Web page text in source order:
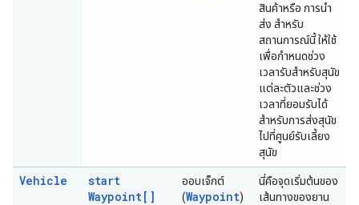
สินค้าหรือ การนำ
ส่ง สำหรับ
สถานการณ์นี้ ให้ใช้
เพื่อกำหนดช่วง
เวลารับสำหรับสุนัข
แต่ละตัวและช่วง
เวลาที่ยอมรับได้
สำหรับการส่งสุนัข
ไปที่ศูนย์รับเลี้ยง
สุนัข
Vehicle
start
Waypoint[]
ออบเจ็กต์
(Waypoint)
นี่คือจุดเริ่มต้นของ
เส้นทางของยาน